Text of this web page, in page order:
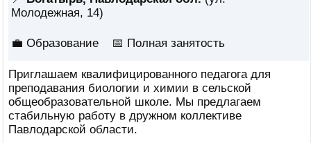
Молодежная, 14)
💼 Образование 📅 Полная занятость
Приглашаем квалифицированного педагога для
преподавания биологии и химии в сельской
общеобразовательной школе. Мы предлагаем
стабильную работу в дружном коллективе
Павлодарской области.